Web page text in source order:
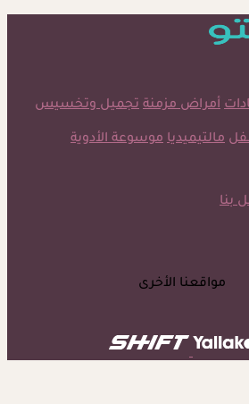
أمراض مزمنة تجميل وتخسيس
مالتيميديا موسوعة الأدوية
بنا
مواقعنا الأخرى